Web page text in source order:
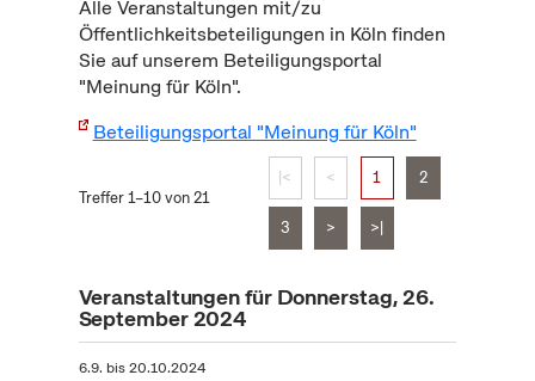
Alle Veranstaltungen mit/zu
Öffentlichkeitsbeteiligungen in Köln finden
Sie auf unserem Beteiligungsportal
"Meinung für Köln".
Beteiligungsportal "Meinung für Köln"
Treffer 1–10 von 21
|< < 1 2
3 > >|
Veranstaltungen für Donnerstag, 26.
September 2024
6.9. bis20.10.2024